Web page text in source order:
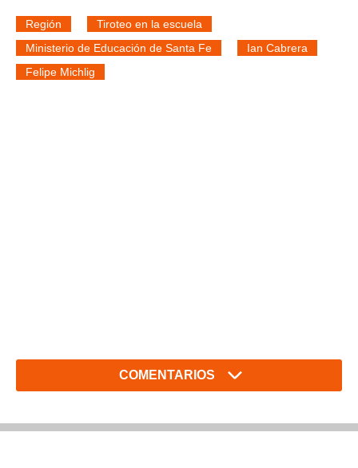
Región
Tiroteo en la escuela
Ministerio de Educación de Santa Fe
Ian Cabrera
Felipe Michlig
COMENTARIOS